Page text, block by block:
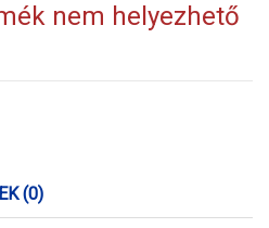
nem helyezhető
(0)